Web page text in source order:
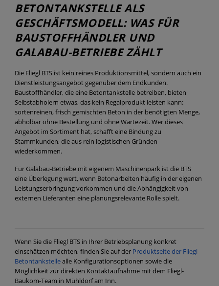
BETONTANKSTELLE ALS
GESCHÄFTSMODELL: WAS FÜR
BAUSTOFFHÄNDLER UND
GALABAU-BETRIEBE ZÄHLT
Die Fliegl BTS ist kein reines Produktionsmittel, sondern auch ein
Dienstleistungsangebot gegenüber dem Endkunden.
Baustoffhändler, die eine Betontankstelle betreiben, bieten
Selbstabholern etwas, das kein Regalprodukt leisten kann:
sortenreinen, frisch gemischten Beton in der benötigten Menge,
abholbar ohne Bestellung und ohne Wartezeit. Wer dieses
Angebot im Sortiment hat, schafft eine Bindung zu
Stammkunden, die aus rein logistischen Gründen
wiederkommen.
Für Galabau-Betriebe mit eigenem Maschinenpark ist die BTS
eine Überlegung wert, wenn Betonarbeiten häufig in der eigenen
Leistungserbringung vorkommen und die Abhängigkeit von
externen Lieferanten eine planungsrelevante Rolle spielt.
Wenn Sie die Fliegl BTS in Ihrer Betriebsplanung konkret
einschätzen möchten, finden Sie auf der Produktseite der Fliegl
Betontankstellealle Konfigurationsoptionen sowie die
Möglichkeit zur direkten Kontaktaufnahme mit dem Fliegl-
Baukom-Team in Mühldorf am Inn.